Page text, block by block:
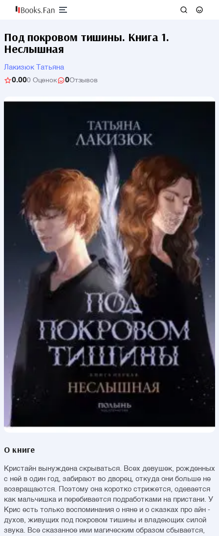
Под покровом тишины. Книга 1.
Неслышная
Лакизюк Татьяна
0.000 Оценок 0Отзывов
О книге
Кристайн вынуждена скрываться. Всех девушек, рожденных
с ней в один год, забирают во дворец, откуда они больше не
возвращаются. Поэтому она коротко стрижется, одевается
как мальчишка и перебивается подработками на пристани. У
Крис есть только воспоминания о няне и о сказках про айн -
духов, живущих под покровом тишины и владеющих силой
звука. Все сказанное ими магическим образом сбывается,